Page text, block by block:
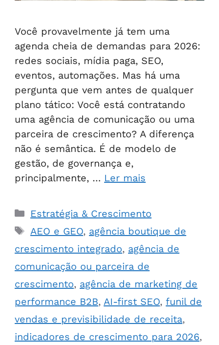
Você provavelmente já tem uma
agenda cheia de demandas para 2026:
redes sociais, mídia paga, SEO,
eventos, automações. Mas há uma
pergunta que vem antes de qualquer
plano tático: Você está contratando
uma agência de comunicação ou uma
parceira de crescimento? A diferença
não é semântica. É de modelo de
gestão, de governança e,
principalmente, … Ler mais
Estratégia & Crescimento
AEO e GEO, agência boutique de
crescimento integrado, agência de
comunicação ou parceira de
crescimento, agência de marketing de
performance B2B, AI-first SEO, funil de
vendas e previsibilidade de receita,
indicadores de crescimento para 2026,